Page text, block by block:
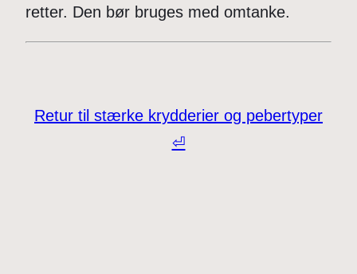
retter. Den bør bruges med omtanke.
Retur til stærke krydderier og pebertyper
⏎